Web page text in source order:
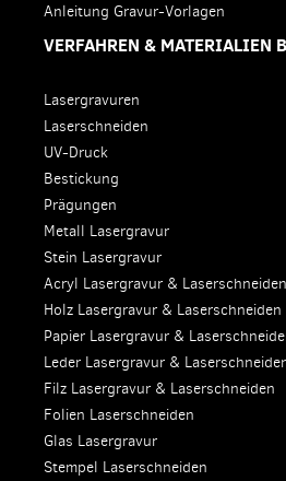
Anleitung Gravur-Vorlagen
VERFAHREN & MATERIALIEN
Lasergravuren
Laserschneiden
UV-Druck
Bestickung
Prägungen
Metall Lasergravur
Stein Lasergravur
Acryl Lasergravur & Laserschneiden
Holz Lasergravur & Laserschneiden
Papier Lasergravur &
Leder Lasergravur &
Filz Lasergravur & Laserschneiden
Folien Laserschneiden
Glas Lasergravur
Stempel Laserschneiden